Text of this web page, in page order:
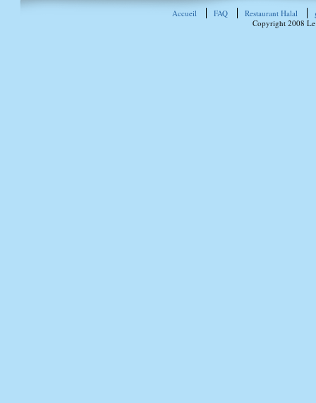
Accueil FAQ Restaurant Halal
Copyright 2008